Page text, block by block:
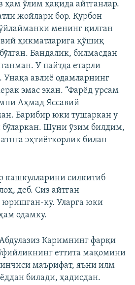
ўлим ҳақида айтганлар.
жойлари бор. Қурбон
менинг қилган
ҳикматларига қўшиқ
Бандалик, билмасдан
У пайтда етарли
авлиë одамларнинг
эмас экан. “Фарëд урсам
Аҳмад Яссавий
Барибир юки тушаркан у
бўларкан. Шуни ўзим билдим,
эҳтиëткорлик билан
кашкулларини силкитиб
деб. Сиз айтган
юришган-ку. Уларга юки
одамку.
Каримнинг фарқи
еттита мақомини
маърифат, яъни илм
билади, ҳадисдан.